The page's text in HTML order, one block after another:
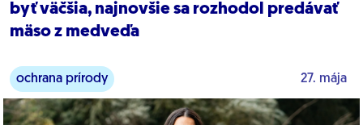
byť väčšia, najnovšie sa rozhodol predávať
mäso z medveďa
ochrana prírody 27. mája